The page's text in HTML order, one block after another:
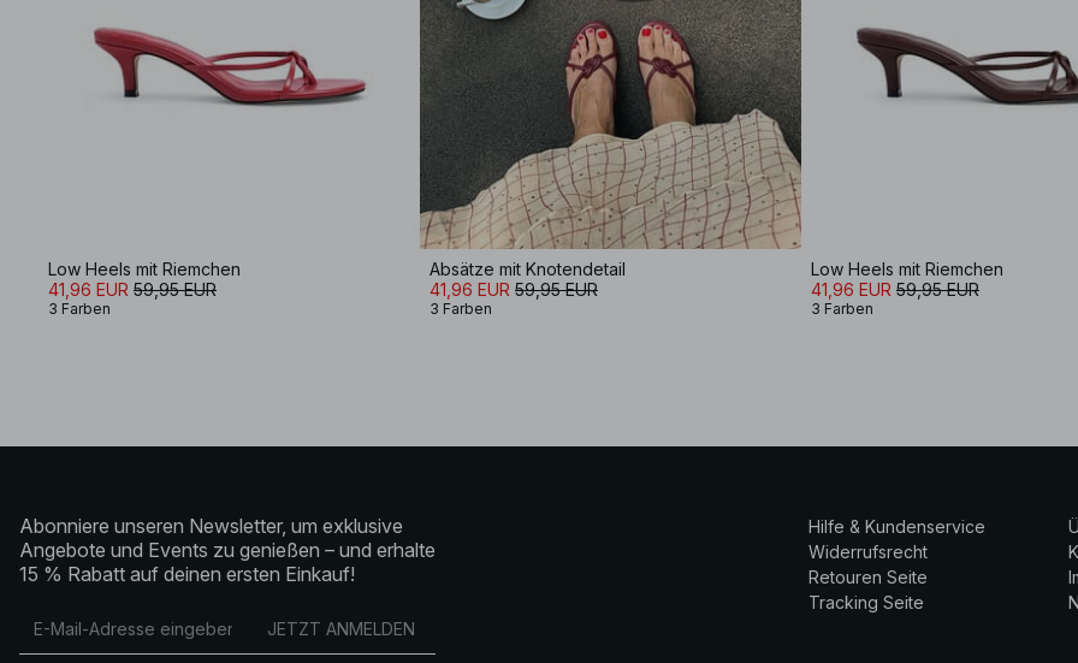
Low Heels mit Riemchen
41,96 EUR 59,95 EUR
3 Farben
Absätze mit Knotendetail
41,96 EUR 59,95 EUR
3 Farben
Low Heels mit Riemchen
41,96 EUR 59,95 EUR
3 Farben
Abonniere unseren Newsletter, um exklusive
Angebote und Events zu genießen – und erhalte
15 % Rabatt auf deinen ersten Einkauf!
JETZT ANMELDEN
Hilfe & Kundenservice
Widerrufsrecht
Retouren Seite
Tracking Seite